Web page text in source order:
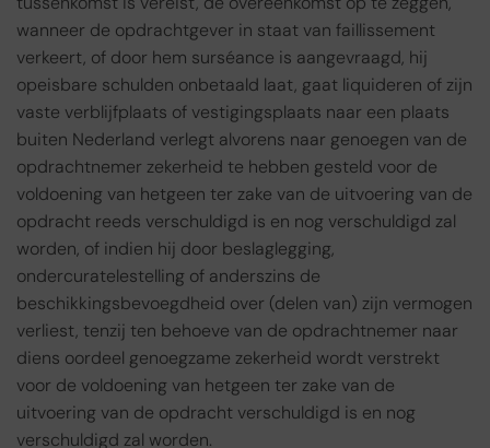
wanneer de opdrachtgever in staat van faillissement
verkeert, of door hem surséance is aangevraagd, hij
opeisbare schulden onbetaald laat, gaat liquideren of zijn
vaste verblijfplaats of vestigingsplaats naar een plaats
buiten Nederland verlegt alvorens naar genoegen van de
opdrachtnemer zekerheid te hebben gesteld voor de
voldoening van hetgeen ter zake van de uitvoering van de
opdracht reeds verschuldigd is en nog verschuldigd zal
worden, of indien hij door beslaglegging,
ondercuratelestelling of anderszins de
beschikkingsbevoegdheid over (delen van) zijn vermogen
verliest, tenzij ten behoeve van de opdrachtnemer naar
diens oordeel genoegzame zekerheid wordt verstrekt
voor de voldoening van hetgeen ter zake van de
uitvoering van de opdracht verschuldigd is en nog
verschuldigd zal worden.